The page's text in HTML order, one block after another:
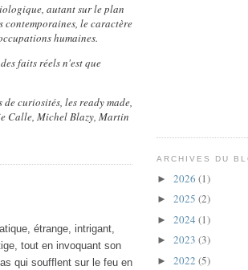
autant sur le plan
contemporaines, le caractère
humaines.
faits réels n'est que
de curiosités, les ready made,
Calle, Michel Blazy, Martin
étrange, intrigant,
tout en invoquant son
qui soufflent sur le feu en
ARCHIVES DU
► 2026 (1)
► 2025 (2)
► 2024 (1)
► 2023 (3)
► 2022 (5)